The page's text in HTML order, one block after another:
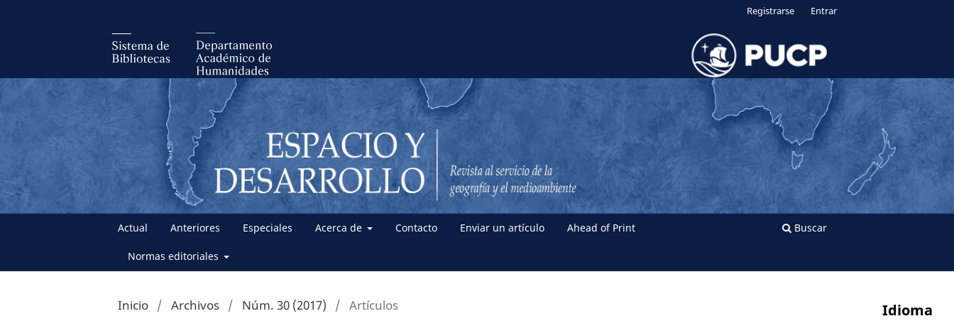
Actual Anteriores Especiales Acerca de Contacto Enviar un artículo Ahead of Print
Normas editoriales
Buscar
Registrarse Entrar
Inicio / Archivos / Núm. 30 (2017) / Artículos Idioma